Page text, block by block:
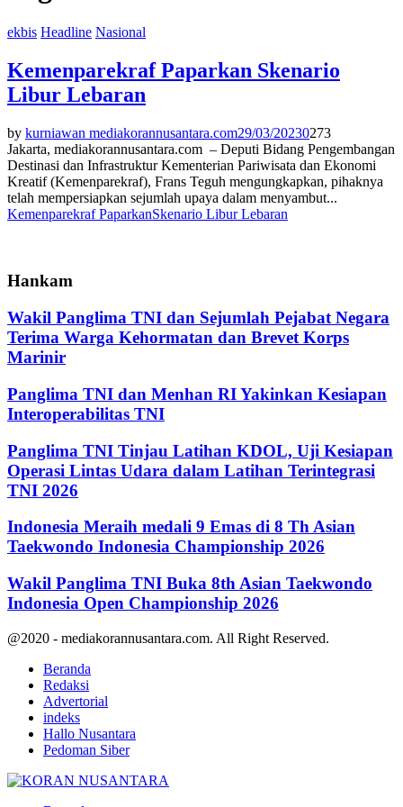
ekbis Headline Nasional
Kemenparekraf Paparkan Skenario
Libur Lebaran
by kurniawan mediakorannusantara.com29/03/20230273
Jakarta, mediakorannusantara.com – Deputi Bidang Pengembangan
Destinasi dan Infrastruktur Kementerian Pariwisata dan Ekonomi
Kreatif (Kemenparekraf), Frans Teguh mengungkapkan, pihaknya
telah mempersiapkan sejumlah upaya dalam menyambut...
Kemenparekraf PaparkanSkenario Libur Lebaran
Hankam
Wakil Panglima TNI dan Sejumlah Pejabat Negara
Terima Warga Kehormatan dan Brevet Korps
Marinir
Panglima TNI dan Menhan RI Yakinkan Kesiapan
Interoperabilitas TNI
Panglima TNI Tinjau Latihan KDOL, Uji Kesiapan
Operasi Lintas Udara dalam Latihan Terintegrasi
TNI 2026
Indonesia Meraih medali 9 Emas di 8 Th Asian
Taekwondo Indonesia Championship 2026
Wakil Panglima TNI Buka 8th Asian Taekwondo
Indonesia Open Championship 2026
@2020 - mediakorannusantara.com. All Right Reserved.
Beranda
Redaksi
Advertorial
indeks
Hallo Nusantara
Pedoman Siber